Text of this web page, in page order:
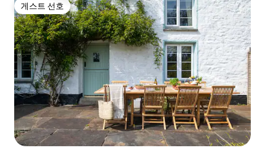
게스트 선호
게스트 선호